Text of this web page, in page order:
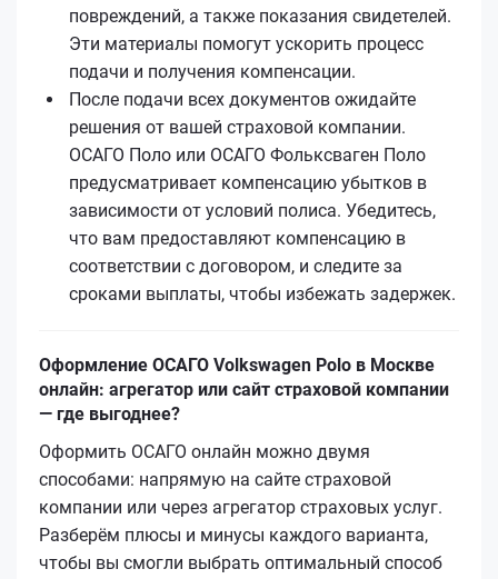
повреждений, а также показания свидетелей.
Эти материалы помогут ускорить процесс
подачи и получения компенсации.
После подачи всех документов ожидайте
решения от вашей страховой компании.
ОСАГО Поло или ОСАГО Фольксваген Поло
предусматривает компенсацию убытков в
зависимости от условий полиса. Убедитесь,
что вам предоставляют компенсацию в
соответствии с договором, и следите за
сроками выплаты, чтобы избежать задержек.
Оформление ОСАГО Volkswagen Polo в Москве
онлайн: агрегатор или сайт страховой компании
— где выгоднее?
Оформить ОСАГО онлайн можно двумя
способами: напрямую на сайте страховой
компании или через агрегатор страховых услуг.
Разберём плюсы и минусы каждого варианта,
чтобы вы смогли выбрать оптимальный способ